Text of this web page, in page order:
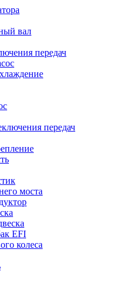
вал
передач
передач
моста
EFI
колеса